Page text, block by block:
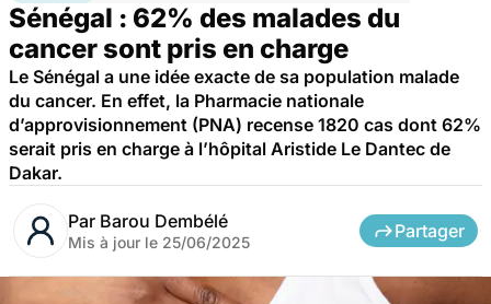
Sénégal : 62% des malades du
cancer sont pris en charge
Le Sénégal a une idée exacte de sa population malade
du cancer. En effet, la Pharmacie nationale
d’approvisionnement (PNA) recense 1820 cas dont 62%
serait pris en charge à l’hôpital Aristide Le Dantec de
Dakar.
Par Barou Dembélé
Mis à jour le 25/06/2025
Partager